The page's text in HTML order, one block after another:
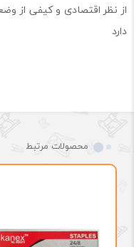
از نظر اقتصادی و کیفی از
دارد
محصولات مرتبط